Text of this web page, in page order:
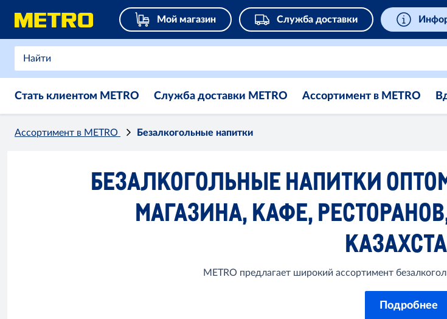
Мой магазин Служба доставки
Стать клиентом METRO Служба доставки METRO Ассортимент в METRO
Ассортимент в METRO Безалкогольные напитки
БЕЗАЛКОГОЛЬНЫЕ НАПИТКИ
МАГАЗИНА, КАФЕ,
METRO предлагает широкий ассортимент
Подробнее